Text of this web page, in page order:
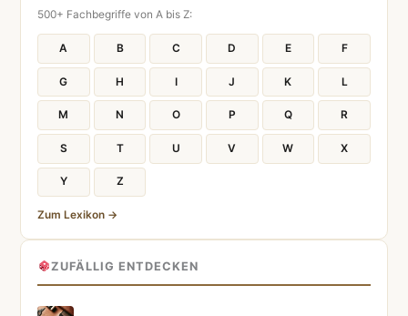
500+ Fachbegriffe von A bis Z:
A B C D E F
G H I J K L
M N O P Q R
S T U V W X
Y Z
Zum Lexikon →
ZUFÄLLIG ENTDECKEN